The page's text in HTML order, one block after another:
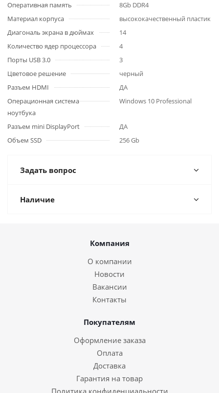
Оперативная память
8Gb DDR4
Материал корпуса
высококачественный пластик
Диагональ экрана в дюймах
14
Количество ядер процессора
4
Порты USB 3.0
3
Цветовое решение
черный
Разъем HDMI
ДА
Операционная система
ноутбука
Windows 10 Professional
Разъем mini DisplayPort
ДА
Объем SSD
256 Gb
Задать вопрос
Наличие
Компания
О компании
Новости
Вакансии
Контакты
Покупателям
Оформление заказа
Оплата
Доставка
Гарантия на товар
Политика конфиденциальности